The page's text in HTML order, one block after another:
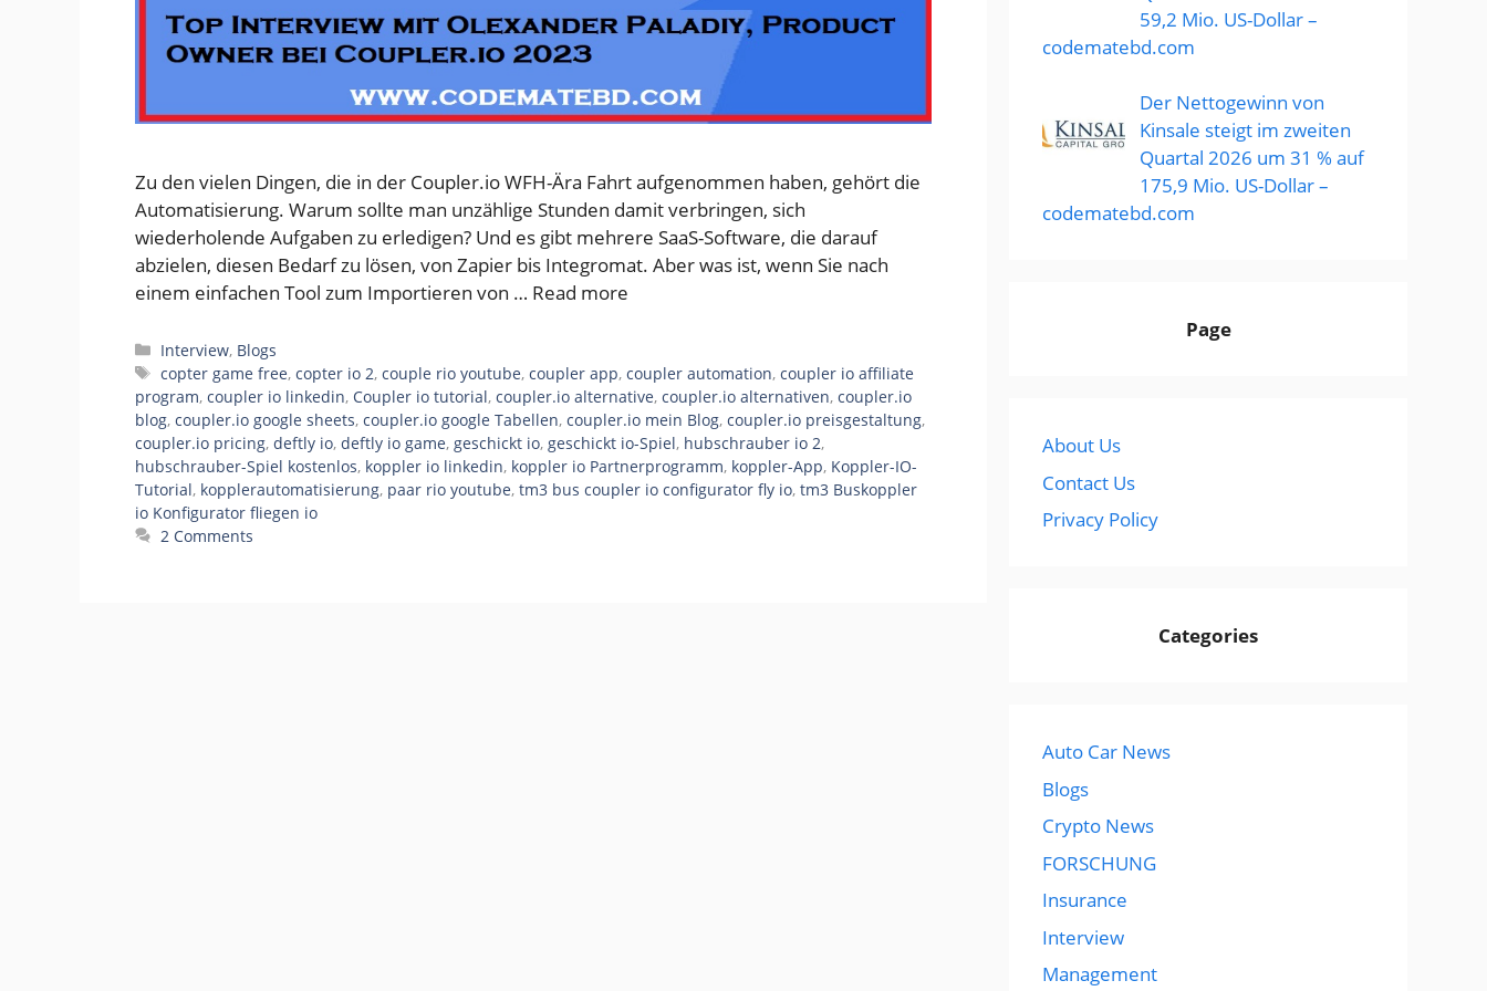
Zu den vielen Dingen, die in der Coupler.io WFH-Ära Fahrt aufgenommen haben, gehört die
Automatisierung. Warum sollte man unzählige Stunden damit verbringen, sich
wiederholende Aufgaben zu erledigen? Und es gibt mehrere SaaS-Software, die darauf
abzielen, diesen Bedarf zu lösen, von Zapier bis Integromat. Aber was ist, wenn Sie nach
einem einfachen Tool zum Importieren von … Read more
Categories
Interview, Blogs
Tags
copter game free,copter io 2,couple rio youtube,coupler app,coupler automation,coupler io affiliate
program, coupler io linkedin, Coupler io tutorial, coupler.io alternative, coupler.io alternativen, coupler.io
blog, coupler.io google sheets, coupler.io google Tabellen, coupler.io mein Blog, coupler.io preisgestaltung,
coupler.io pricing, deftly io, deftly io game, geschickt io, geschickt io-Spiel, hubschrauber io 2,
hubschrauber-Spiel kostenlos, koppler io linkedin, koppler io Partnerprogramm, koppler-App, Koppler-IO-
Tutorial, kopplerautomatisierung, paar rio youtube, tm3 bus coupler io configurator fly io, tm3 Buskoppler
io Konfigurator fliegen io
2 Comments
59,2 Mio. US-Dollar –
codematebd.com
Der Nettogewinn von
Kinsale steigt im zweiten
Quartal 2026 um 31 % auf
175,9 Mio. US-Dollar –
codematebd.com
Page
About Us
Contact Us
Privacy Policy
Categories
Auto Car News
Blogs
Crypto News
FORSCHUNG
Insurance
Interview
Management